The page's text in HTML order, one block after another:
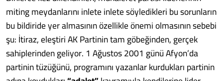
miting meydanlarını inlete inlete söyledikleri bu sorunların
bu bildiride yer almasının özellikle önemi olmasının sebebi
şu: İtiraz, eleştiri AK Partinin tam göbeğinden, gerçek
sahiplerinden geliyor. 1 Ağustos 2001 günü Afyon’da
partinin tüzüğünü, programını yazanlar kurdukları partinin